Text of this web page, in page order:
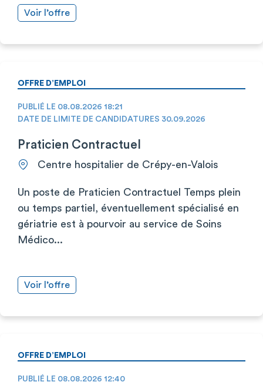
Voir l’offre
OFFRE D’EMPLOI
PUBLIÉ LE 08.08.2026 18:21
DATE DE LIMITE DE CANDIDATURES 30.09.2026
Praticien Contractuel
Centre hospitalier de Crépy-en-Valois
Un poste de Praticien Contractuel Temps plein
ou temps partiel, éventuellement spécialisé en
gériatrie est à pourvoir au service de Soins
Médico...
Voir l’offre
OFFRE D’EMPLOI
PUBLIÉ LE 08.08.2026 12:40